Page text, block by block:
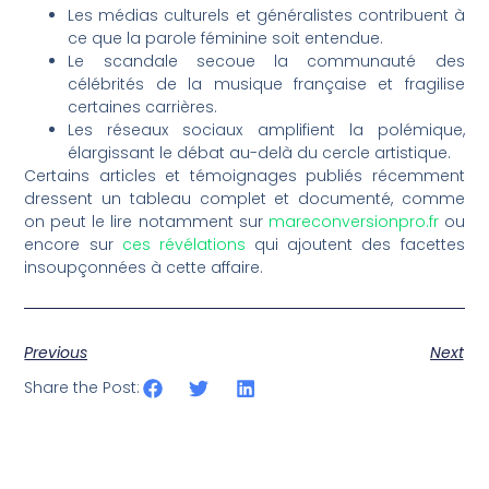
Les médias culturels et généralistes contribuent à
ce que la parole féminine soit entendue.
Le scandale secoue la communauté des
célébrités de la musique française et fragilise
certaines carrières.
Les réseaux sociaux amplifient la polémique,
élargissant le débat au-delà du cercle artistique.
Certains articles et témoignages publiés récemment
dressent un tableau complet et documenté, comme
on peut le lire notamment sur mareconversionpro.frou
encore sur ces révélations qui ajoutent des facettes
insoupçonnées à cette affaire.
Previous
Next
Share the Post: